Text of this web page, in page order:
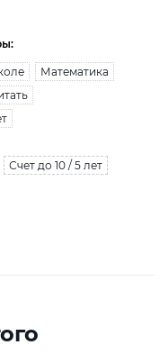
Математика
Счет до 10 / 5 лет